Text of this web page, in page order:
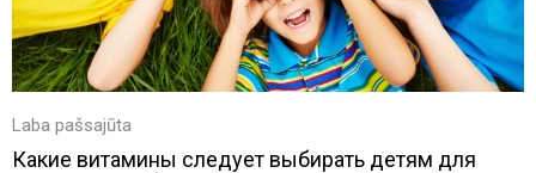
Laba pašsajūta
Какие витамины следует выбирать детям для